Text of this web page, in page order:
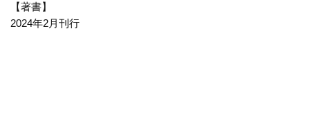
【著書】
2024年2月刊行